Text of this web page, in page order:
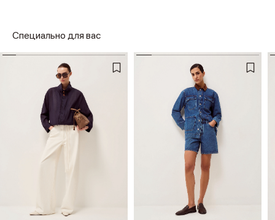
Специально для вас